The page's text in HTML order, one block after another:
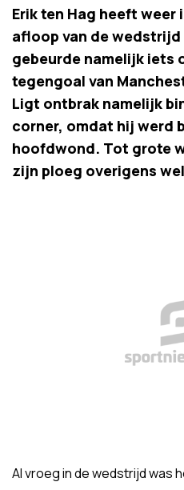
Erik ten Hag heeft weer
afloop van de
gebeurde namelijk iets
tegengoal van
Ligt ontbrak namelijk
corner, omdat hij werd
hoofdwond. Tot grote
zijn ploeg overigens
Al vroeg in de wedstrijd was